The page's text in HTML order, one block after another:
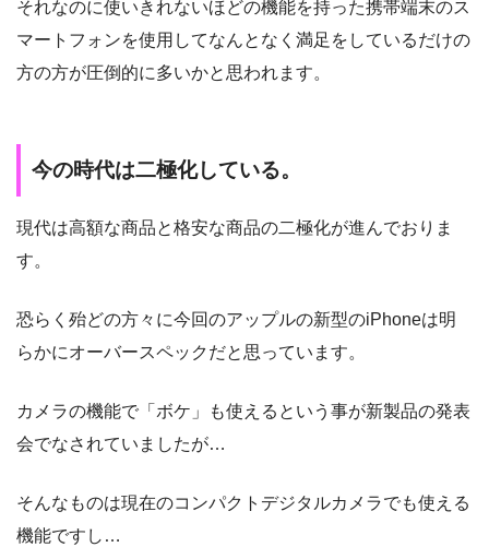
それなのに使いきれないほどの機能を持った携帯端末のス
マートフォンを使用してなんとなく満足をしているだけの
方の方が圧倒的に多いかと思われます。
今の時代は二極化している。
現代は高額な商品と格安な商品の二極化が進んでおりま
す。
恐らく殆どの方々に今回のアップルの新型のiPhoneは明
らかにオーバースペックだと思っています。
カメラの機能で「ボケ」も使えるという事が新製品の発表
会でなされていましたが…
そんなものは現在のコンパクトデジタルカメラでも使える
機能ですし…